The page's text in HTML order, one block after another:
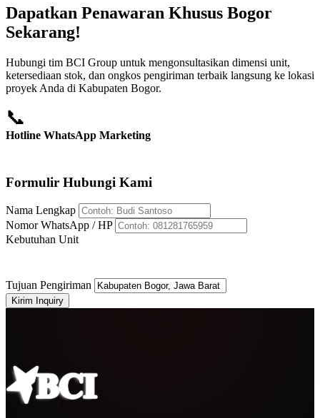
Dapatkan Penawaran Khusus Bogor
Sekarang!
Hubungi tim BCI Group untuk mengonsultasikan dimensi unit,
ketersediaan stok, dan ongkos pengiriman terbaik langsung ke lokasi
proyek Anda di Kabupaten Bogor.
📞
Hotline WhatsApp Marketing
Formulir Hubungi Kami
Nama Lengkap
Nomor WhatsApp / HP
Kebutuhan Unit
Tujuan Pengiriman
Kirim Inquiry